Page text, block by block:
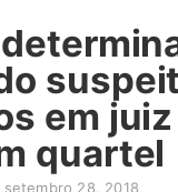
em
quartel
setembro 28, 2018